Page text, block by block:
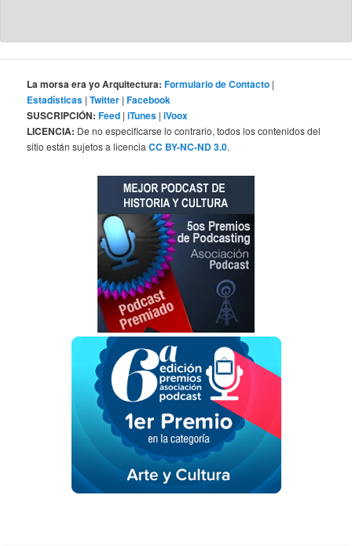
La morsa era yo Arquitectura: Formulario de Contacto |
Estadísticas |Twitter |Facebook
SUSCRIPCIÓN: Feed |iTunes |iVoox
LICENCIA: De no especificarse lo contrario, todos los contenidos del
sitio están sujetos a licenciaCC BY-NC-ND 3.0.